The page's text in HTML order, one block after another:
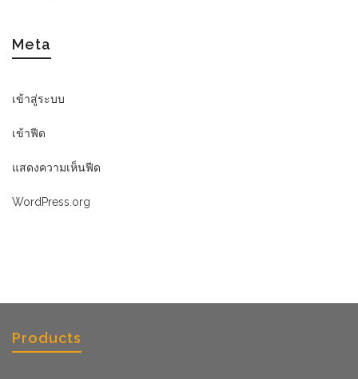
Meta
เข้าสู่ระบบ
เข้าฟีด
แสดงความเห็นฟีด
WordPress.org
Products